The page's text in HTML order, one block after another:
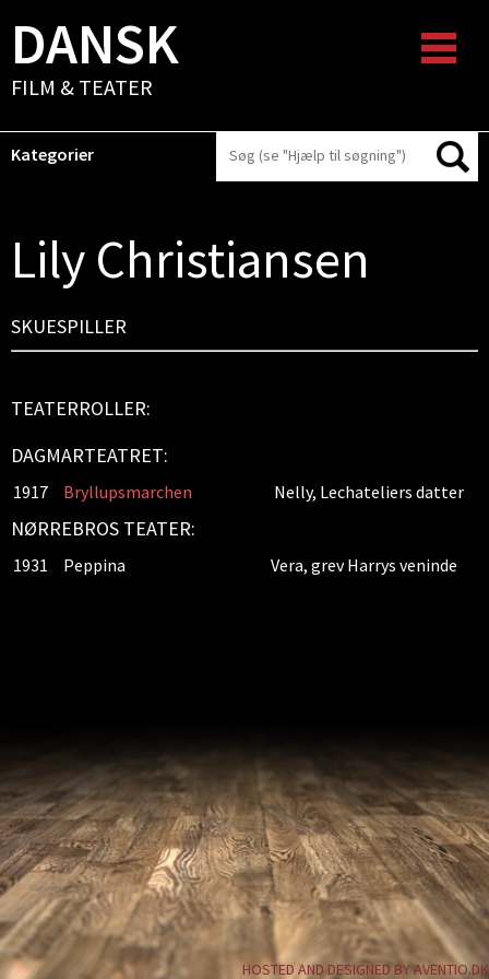
DANSK
FILM & TEATER
Kategorier
Lily Christiansen
SKUESPILLER
TEATERROLLER:
DAGMARTEATRET:
1917 Bryllupsmarchen Nelly, Lechateliers datter
NØRREBROS TEATER:
1931 Peppina Vera, grev Harrys veninde
HOSTED AND DESIGNED BY AVENTIO.DK